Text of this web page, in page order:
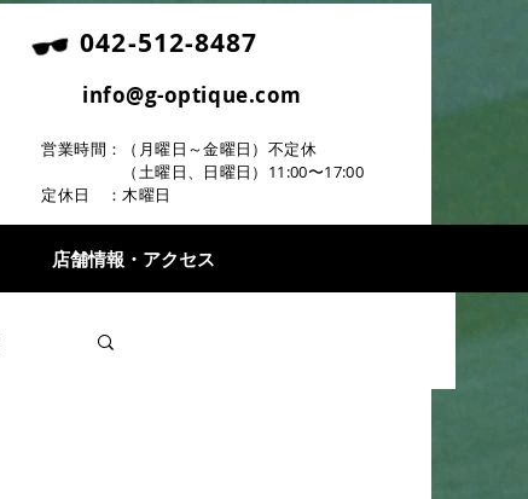
042-512-8487
info@g-optique.com
営業時間：（月曜日～金曜日）不定休
（土曜日、日曜日）11:00〜17:00
定休日 ：木曜日
店舗情報・アクセス